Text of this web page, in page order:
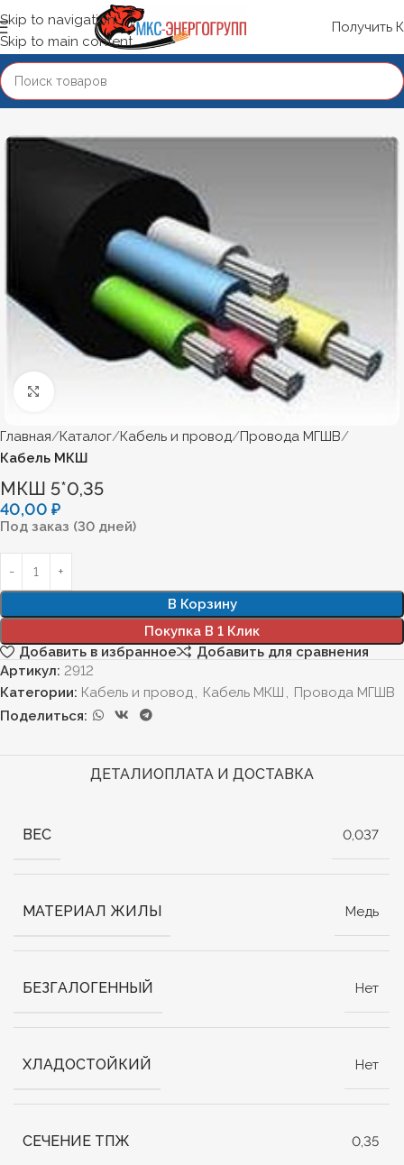
Skip to navigation
Skip to main content
Получить
Главная Каталог Кабель и провод Провода МГШВ
Кабель МКШ
МКШ 5*0,35
40,00 ₽
Под заказ (30 дней)
В Корзину
Покупка В 1 Клик
Добавить в избранное
Добавить для сравнения
Артикул: 2912
Категории: Кабель и провод, Кабель МКШ , Провода МГШВ
Поделиться:
ДЕТАЛИОПЛАТА И ДОСТАВКА
ВЕС 0,037
МАТЕРИАЛ ЖИЛЫ Медь
БЕЗГАЛОГЕННЫЙ Нет
ХЛАДОСТОЙКИЙ Нет
СЕЧЕНИЕ ТПЖ 0,35